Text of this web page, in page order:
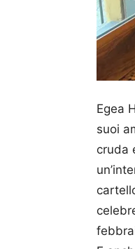
Egea
suoi
cruda